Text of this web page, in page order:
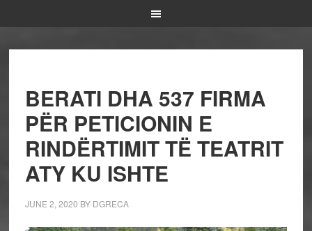
BERATI DHA 537 FIRMA
PËR PETICIONIN E
RINDËRTIMIT TË TEATRIT
ATY KU ISHTE
JUNE 2, 2020 BY DGRECA